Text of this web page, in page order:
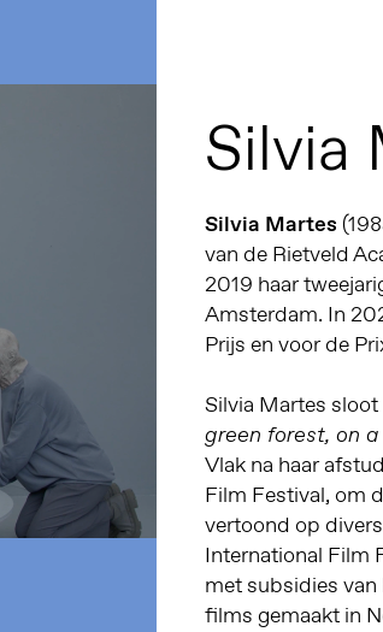
Silvia
Silvia Martes
van de Rietveld
2019 haar
Amsterdam. In
Prijs en voor de
Silvia Martes
green forest, on
Vlak na haar
Film Festival, om
vertoond op
International Film
met subsidies
films gemaakt in